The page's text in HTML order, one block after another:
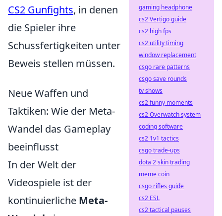
CS2 Gunfights, in denen
die Spieler ihre
Schussfertigkeiten unter
Beweis stellen müssen.
Neue Waffen und
Taktiken: Wie der Meta-
Wandel das Gameplay
beeinflusst
In der Welt der
Videospiele ist der
kontinuierliche Meta-
gaming headphone
cs2 Vertigo guide
cs2 high fps
cs2 utility timing
window replacement
csgo rare patterns
csgo save rounds
tv shows
cs2 funny moments
cs2 Overwatch system
coding software
cs2 1v1 tactics
csgo trade-ups
dota 2 skin trading
meme coin
csgo rifles guide
cs2 ESL
cs2 tactical pauses